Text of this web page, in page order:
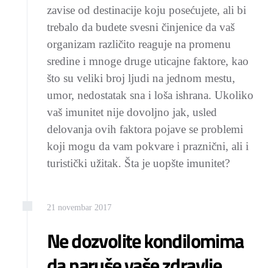
zavise od destinacije koju posećujete, ali bi
trebalo da budete svesni činjenice da vaš
organizam različito reaguje na promenu
sredine i mnoge druge uticajne faktore, kao
što su veliki broj ljudi na jednom mestu,
umor, nedostatak sna i loša ishrana. Ukoliko
vaš imunitet nije dovoljno jak, usled
delovanja ovih faktora pojave se problemi
koji mogu da vam pokvare i praznični, ali i
turistički užitak. Šta je uopšte imunitet?
21 novembar 2017
Ne dozvolite kondilomima